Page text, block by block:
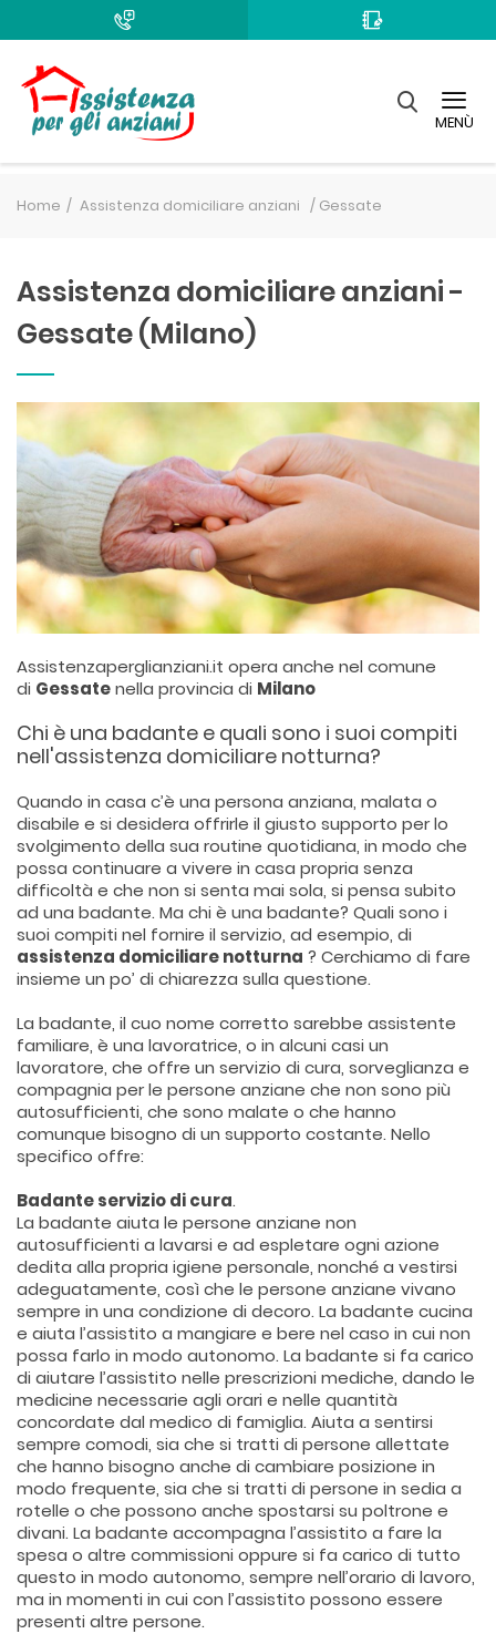
MENÙ
Home Assistenza domiciliare anziani / Gessate
Assistenza domiciliare anziani -
Gessate (Milano)
Assistenzaperglianziani.it opera anche nel comune
di Gessatenella provincia di Milano
Chi è una badante e quali sono i suoi compiti
nell'assistenza domiciliare notturna?
Quando in casa c’è una persona anziana, malata o
disabile e si desidera offrirle il giusto supporto per lo
svolgimento della sua routine quotidiana, in modo che
possa continuare a vivere in casa propria senza
difficoltà e che non si senta mai sola, si pensa subito
ad una badante. Ma chi è una badante? Quali sono i
suoi compiti nel fornire il servizio, ad esempio, di
assistenza domiciliare notturna ? Cerchiamo di fare
insieme un po’ di chiarezza sulla questione.
La badante, il cuo nome corretto sarebbe assistente
familiare, è una lavoratrice, o in alcuni casi un
lavoratore, che offre un servizio di cura, sorveglianza e
compagnia per le persone anziane che non sono più
autosufficienti, che sono malate o che hanno
comunque bisogno di un supporto costante. Nello
specifico offre:
Badante servizio di cura.
La badante aiuta le persone anziane non
autosufficienti a lavarsi e ad espletare ogni azione
dedita alla propria igiene personale, nonché a vestirsi
adeguatamente, così che le persone anziane vivano
sempre in una condizione di decoro. La badante cucina
e aiuta l’assistito a mangiare e bere nel caso in cui non
possa farlo in modo autonomo. La badante si fa carico
di aiutare l’assistito nelle prescrizioni mediche, dando le
medicine necessarie agli orari e nelle quantità
concordate dal medico di famiglia. Aiuta a sentirsi
sempre comodi, sia che si tratti di persone allettate
che hanno bisogno anche di cambiare posizione in
modo frequente, sia che si tratti di persone in sedia a
rotelle o che possono anche spostarsi su poltrone e
divani. La badante accompagna l’assistito a fare la
spesa o altre commissioni oppure si fa carico di tutto
questo in modo autonomo, sempre nell’orario di lavoro,
ma in momenti in cui con l’assistito possono essere
presenti altre persone.